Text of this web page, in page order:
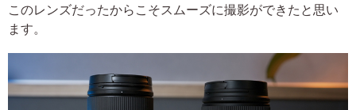
このレンズだったからこそスムーズに撮影ができたと思い
ます。